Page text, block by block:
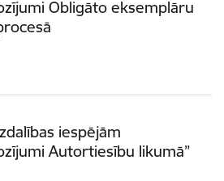
Obligāto eksemplāru
iespējām
Autortiesību likumā”